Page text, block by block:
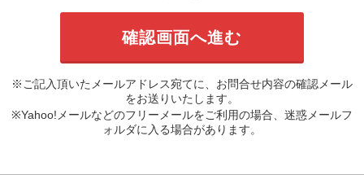
※ご記入頂いたメールアドレス宛てに、お問合せ内容の確認メール
をお送りいたします。
※Yahoo!メールなどのフリーメールをご利用の場合、迷惑メールフ
ォルダに入る場合があります。